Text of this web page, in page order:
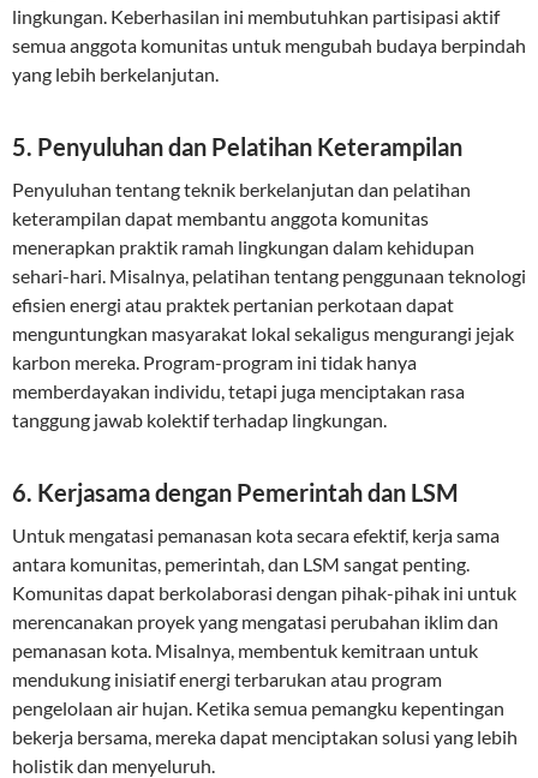
lingkungan. Keberhasilan ini membutuhkan partisipasi aktif
semua anggota komunitas untuk mengubah budaya berpindah
yang lebih berkelanjutan.
5. Penyuluhan dan Pelatihan Keterampilan
Penyuluhan tentang teknik berkelanjutan dan pelatihan
keterampilan dapat membantu anggota komunitas
menerapkan praktik ramah lingkungan dalam kehidupan
sehari-hari. Misalnya, pelatihan tentang penggunaan teknologi
efisien energi atau praktek pertanian perkotaan dapat
menguntungkan masyarakat lokal sekaligus mengurangi jejak
karbon mereka. Program-program ini tidak hanya
memberdayakan individu, tetapi juga menciptakan rasa
tanggung jawab kolektif terhadap lingkungan.
6. Kerjasama dengan Pemerintah dan LSM
Untuk mengatasi pemanasan kota secara efektif, kerja sama
antara komunitas, pemerintah, dan LSM sangat penting.
Komunitas dapat berkolaborasi dengan pihak-pihak ini untuk
merencanakan proyek yang mengatasi perubahan iklim dan
pemanasan kota. Misalnya, membentuk kemitraan untuk
mendukung inisiatif energi terbarukan atau program
pengelolaan air hujan. Ketika semua pemangku kepentingan
bekerja bersama, mereka dapat menciptakan solusi yang lebih
holistik dan menyeluruh.